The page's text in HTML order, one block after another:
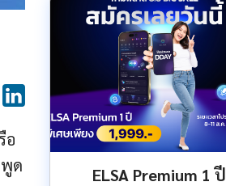
อ
ด
ELSA Premium 1 ปี